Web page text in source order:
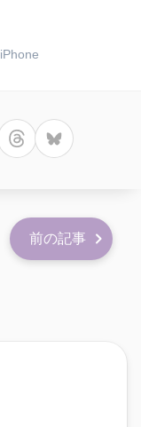
iPhone
前の記事